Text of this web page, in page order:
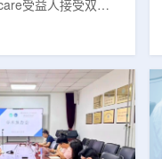
受益人接受双能X
检查的比例明显
群之间的筛查可及性
研究人员分析了超过
受益人的理赔数
DXA使用率从2005
益人7255次，下降